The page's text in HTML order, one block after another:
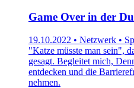
Game Over in der
19.10.2022 • Netzwerk •
"Katze müsste man sein",
gesagt. Begleitet mich,
entdecken und die
nehmen.